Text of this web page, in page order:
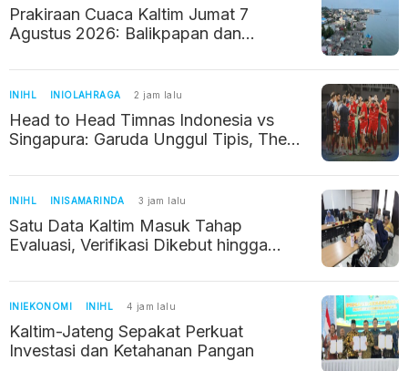
Prakiraan Cuaca Kaltim Jumat 7
Agustus 2026: Balikpapan dan
INIHL INIOLAHRAGA 2 jam lalu
Head to Head Timnas Indonesia vs
Singapura: Garuda Unggul Tipis, The
INIHL INISAMARINDA 3 jam lalu
Satu Data Kaltim Masuk Tahap
Evaluasi, Verifikasi Dikebut hingga
INIEKONOMI INIHL 4 jam lalu
Kaltim-Jateng Sepakat Perkuat
Investasi dan Ketahanan Pangan